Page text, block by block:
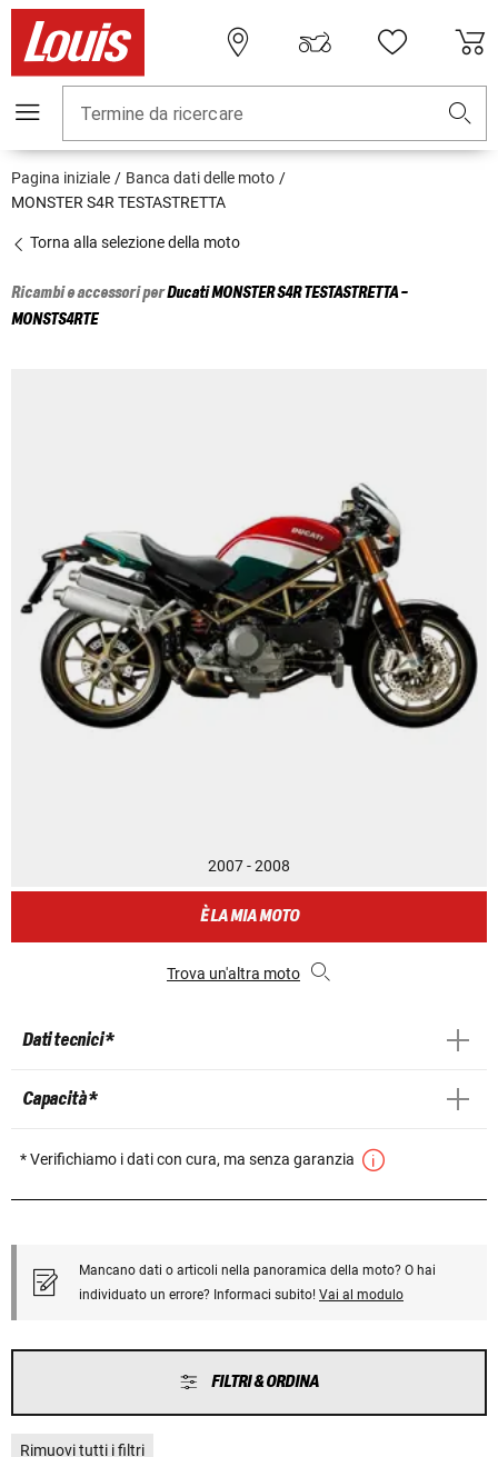
Termine da ricercare
Pagina iniziale
Banca dati delle moto
MONSTER S4R TESTASTRETTA
Torna alla selezione della moto
Ricambi e accessori perDucatiMONSTER S4R TESTASTRETTA -
MONSTS4RTE
2007 - 2008
È LA MIA MOTO
Trova un'altra moto
Dati tecnici *
Capacità *
* Verifichiamo i dati con cura, ma senza garanzia
Mancano dati o articoli nella panoramica della moto? O hai
individuato un errore? Informaci subito! Vai al modulo
FILTRI & ORDINA
Rimuovi tutti i filtri